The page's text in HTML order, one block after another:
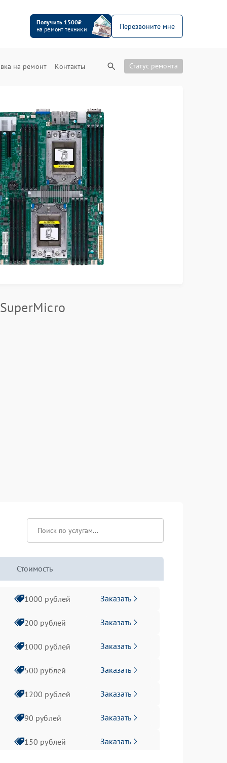
Получить 1500₽
на ремонт техники
Перезвоните мне
на ремонт Контакты Статус ремонта
Стоимость
1000 рублей Заказать
200 рублей Заказать
1000 рублей Заказать
500 рублей Заказать
1200 рублей Заказать
90 рублей Заказать
150 рублей Заказать